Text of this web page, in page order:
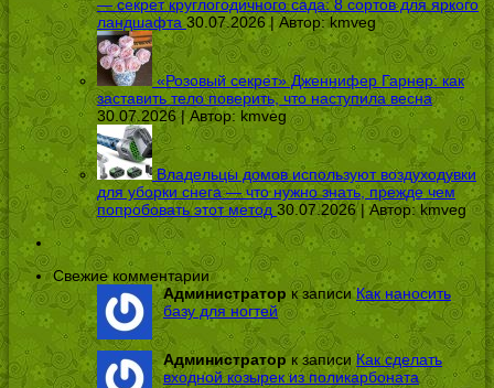
— секрет круглогодичного сада: 8 сортов для яркого
ландшафта 30.07.2026 | Автор:kmveg
«Розовый секрет» Дженнифер Гарнер: как
заставить тело поверить, что наступила весна
30.07.2026 | Автор: kmveg
Владельцы домов используют воздуходувки
для уборки снега — что нужно знать, прежде чем
попробовать этот метод 30.07.2026 | Автор:kmveg
Свежие комментарии
Администратор к записиКак наносить
базу для ногтей
Администраторк записи Как сделать
входной козырек из поликарбоната